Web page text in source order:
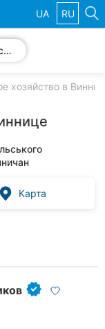
UA RU
запчасти для сельскохозяйственной техники
хозяйство в
Карта